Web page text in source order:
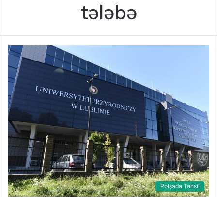
tələbə
Polşada Təhsil